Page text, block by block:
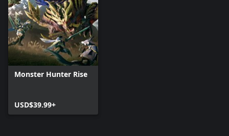
Monster Hunter Rise
USD$39.99+